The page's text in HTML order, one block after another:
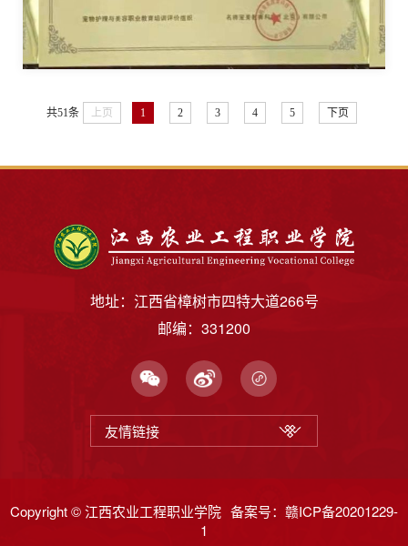
共51条 上页 1 2 3 4 5 下页
地址：江西省樟树市四特大道266号
邮编：331200
友情链接
Copyright © 江西农业工程职业学院 备案号：赣ICP备20201229-
1